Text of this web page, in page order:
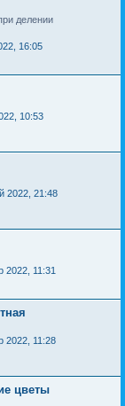
делении
16:05
10:53
2022, 21:48
2022, 11:31
2022, 11:28
цветы